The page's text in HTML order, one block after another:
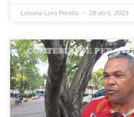
Luisana Lora Perello 28 abril, 2023